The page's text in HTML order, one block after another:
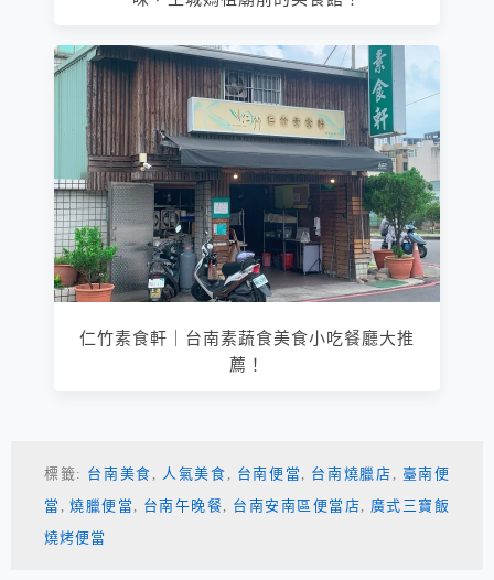
仁竹素食軒｜台南素蔬食美食小吃餐廳大推
薦！
標籤: 台南美食 , 人氣美食 , 台南便當 , 台南燒臘店 , 臺南便
當 ,燒臘便當 , 台南午晚餐, 台南安南區便當店, 廣式三寶飯
燒烤便當